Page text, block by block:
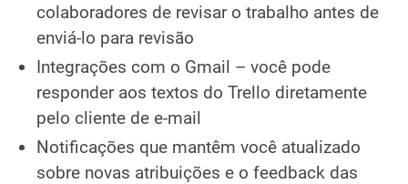
colaboradores de revisar o trabalho antes de
enviá-lo para revisão
Integrações com o Gmail – você pode
responder aos textos do Trello diretamente
pelo cliente de e-mail
Notificações que mantêm você atualizado
sobre novas atribuições e o feedback das